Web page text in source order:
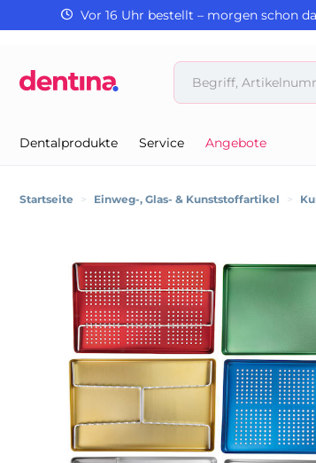
Vor 16 Uhr bestellt – morgen schon da
Dentalprodukte Service Angebote
Startseite > Einweg-, Glas- & Kunststoffartikel >